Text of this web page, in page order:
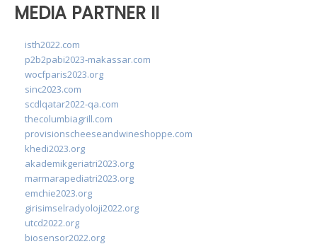
MEDIA PARTNER II
isth2022.com
p2b2pabi2023-makassar.com
wocfparis2023.org
sinc2023.com
scdlqatar2022-qa.com
thecolumbiagrill.com
provisionscheeseandwineshoppe.com
khedi2023.org
akademikgeriatri2023.org
marmarapediatri2023.org
emchie2023.org
girisimselradyoloji2022.org
utcd2022.org
biosensor2022.org